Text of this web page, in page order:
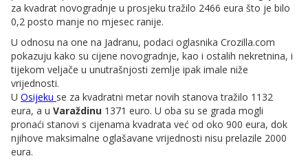
za kvadrat novogradnje u prosjeku tražilo 2466 eura što je bilo
0,2 posto manje no mjesec ranije.
U odnosu na one na Jadranu, podaci oglasnika Crozilla.com
pokazuju kako su cijene novogradnje, kao i ostalih nekretnina, i
tijekom veljače u unutrašnjosti zemlje ipak imale niže
vrijednosti.
U Osijeku se za kvadratni metar novih stanova tražilo 1132
eura, a u Varaždinu 1371 euro. U oba su se grada mogli
pronaći stanovi s cijenama kvadrata već od oko 900 eura, dok
njihove maksimalne oglašavane vrijednosti nisu prelazile 2000
eura.